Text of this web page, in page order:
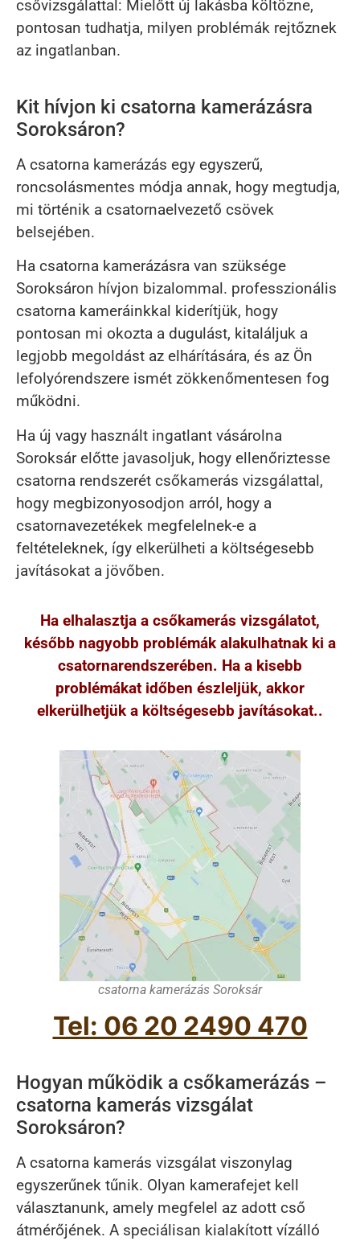
csővizsgálattal: Mielőtt új lakásba költözne,
pontosan tudhatja, milyen problémák rejtőznek
az ingatlanban.
Kit hívjon ki csatorna kamerázásra
Soroksáron?
A csatorna kamerázás egy egyszerű,
roncsolásmentes módja annak, hogy megtudja,
mi történik a csatornaelvezető csövek
belsejében.
Ha csatorna kamerázásra van szüksége
Soroksáron hívjon bizalommal. professzionális
csatorna kameráinkkal kiderítjük, hogy
pontosan mi okozta a dugulást, kitaláljuk a
legjobb megoldást az elhárítására, és az Ön
lefolyórendszere ismét zökkenőmentesen fog
működni.
Ha új vagy használt ingatlant vásárolna
Soroksár előtte javasoljuk, hogy ellenőriztesse
csatorna rendszerét csőkamerás vizsgálattal,
hogy megbizonyosodjon arról, hogy a
csatornavezetékek megfelelnek-e a
feltételeknek, így elkerülheti a költségesebb
javításokat a jövőben.
Ha elhalasztja a csőkamerás vizsgálatot,
később nagyobb problémák alakulhatnak ki a
csatornarendszerében. Ha a kisebb
problémákat időben észleljük, akkor
elkerülhetjük a költségesebb javításokat..
csatorna kamerázás Soroksár
Tel: 06 20 2490 470
Hogyan működik a csőkamerázás –
csatorna kamerás vizsgálat
Soroksáron?
A csatorna kamerás vizsgálat viszonylag
egyszerűnek tűnik. Olyan kamerafejet kell
választanunk, amely megfelel az adott cső
átmérőjének. A speciálisan kialakított vízálló